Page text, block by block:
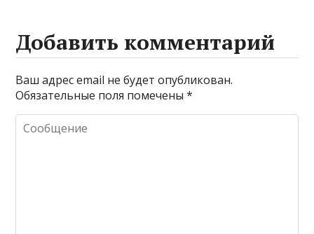
Добавить комментарий
Ваш адрес email не будет опубликован.
Обязательные поля помечены*